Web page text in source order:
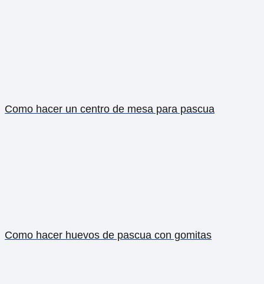
Como hacer un centro de mesa para pascua
Como hacer huevos de pascua con gomitas